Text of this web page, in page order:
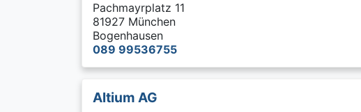
Pachmayrplatz 11
81927 München
Bogenhausen
089 99536755
Altium AG